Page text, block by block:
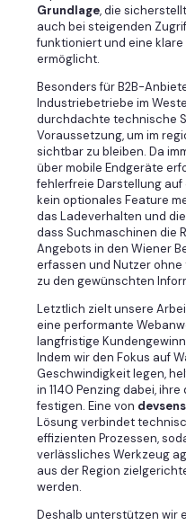
Grundlage, die
auch bei steigenden
funktioniert und eine
ermöglicht.
Besonders für B2B-
Industriebetriebe im
durchdachte technische
Voraussetzung, um im
sichtbar zu bleiben. Da
über mobile Endgeräte
fehlerfreie Darstellung auf
kein optionales Feature
das Ladeverhalten und
dass Suchmaschinen die
Angebots in den Wiener
erfassen und Nutzer
zu den gewünschten
Letztlich zielt unsere
eine performante
langfristige
Indem wir den Fokus auf
Geschwindigkeit legen,
in 1140 Penzing dabei,
festigen. Eine von
Lösung verbindet
effizienten Prozessen,
verlässliches Werkzeug
aus der Region
werden.
Deshalb unterstützen wir